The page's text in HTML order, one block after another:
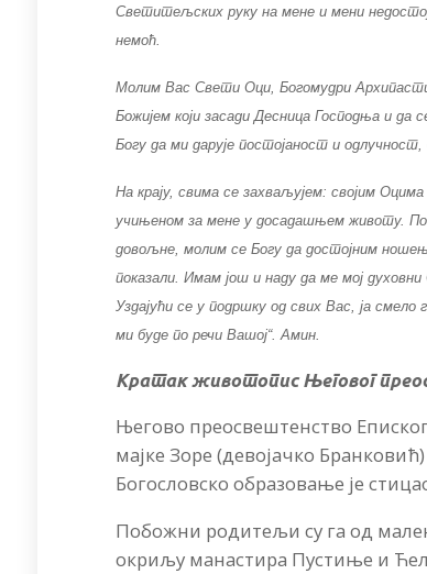
Светитељских руку на мене и мени
немоћ.
Молим Вас Свети Оци, Богомудри
Божијем који засади Десница Господња и
Богу да ми дарује постојаност и
На крају, свима се захваљујем: својим
учињеном за мене у досадашњем животу.
довољне, молим се Богу да достојним
показали. Имам још и наду да ме мој
Уздајући се у подршку од свих Вас, ја смело
ми буде по речи Вашој“. Амин.
Кратак животопис Његовог
Његово преосвештенство
мајке Зоре (девојачко
Богословско образовање је
Побожни родитељи су га од
окриљу манастира Пустиње и